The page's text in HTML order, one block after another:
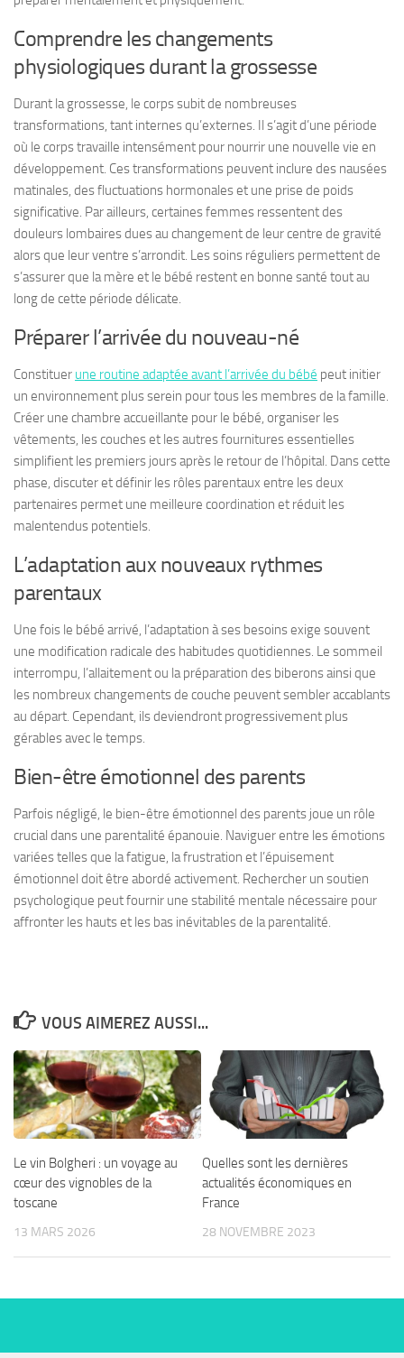
Comprendre les changements
physiologiques durant la grossesse
Durant la grossesse, le corps subit de nombreuses
transformations, tant internes qu’externes. Il s’agit d’une période
où le corps travaille intensément pour nourrir une nouvelle vie en
développement. Ces transformations peuvent inclure des nausées
matinales, des fluctuations hormonales et une prise de poids
significative. Par ailleurs, certaines femmes ressentent des
douleurs lombaires dues au changement de leur centre de gravité
alors que leur ventre s’arrondit. Les soins réguliers permettent de
s’assurer que la mère et le bébé restent en bonne santé tout au
long de cette période délicate.
Préparer l’arrivée du nouveau-né
Constituer une routine adaptée avant l’arrivée du bébé peut initier
un environnement plus serein pour tous les membres de la famille.
Créer une chambre accueillante pour le bébé, organiser les
vêtements, les couches et les autres fournitures essentielles
simplifient les premiers jours après le retour de l’hôpital. Dans cette
phase, discuter et définir les rôles parentaux entre les deux
partenaires permet une meilleure coordination et réduit les
malentendus potentiels.
L’adaptation aux nouveaux rythmes
parentaux
Une fois le bébé arrivé, l’adaptation à ses besoins exige souvent
une modification radicale des habitudes quotidiennes. Le sommeil
interrompu, l’allaitement ou la préparation des biberons ainsi que
les nombreux changements de couche peuvent sembler accablants
au départ. Cependant, ils deviendront progressivement plus
gérables avec le temps.
Bien-être émotionnel des parents
Parfois négligé, le bien-être émotionnel des parents joue un rôle
crucial dans une parentalité épanouie. Naviguer entre les émotions
variées telles que la fatigue, la frustration et l’épuisement
émotionnel doit être abordé activement. Rechercher un soutien
psychologique peut fournir une stabilité mentale nécessaire pour
affronter les hauts et les bas inévitables de la parentalité.
VOUS AIMEREZ AUSSI...
Le vin Bolgheri : un voyage au
cœur des vignobles de la
toscane
13 MARS 2026
Quelles sont les dernières
actualités économiques en
France
28 NOVEMBRE 2023